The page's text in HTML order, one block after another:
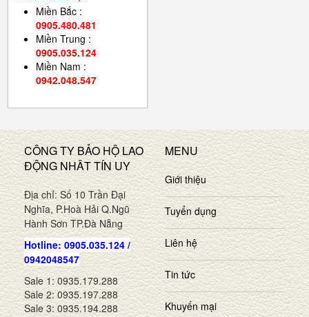
Miền Bắc :
0905.480.481
Miền Trung :
0905.035.124
Miền Nam :
0942.048.547
CÔNG TY BẢO HỘ LAO
ĐỘNG NHÂT TÍN UY
Địa chỉ: Số 10 Trần Đại
Nghĩa, P.Hoà Hải Q.Ngũ
Hành Sơn TP.Đà Nẵng
Hotline: 0905.035.124 /
0942048547
Sale 1: 0935.179.288
Sale 2: 0935.197.288
Sale 3: 0935.194.288
MENU
Giới thiệu
Tuyển dụng
Liên hệ
Tin tức
Khuyến mại